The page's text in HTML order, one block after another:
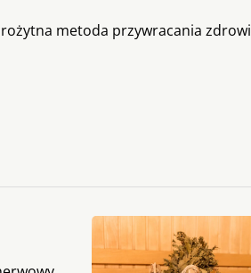
metoda przywracania